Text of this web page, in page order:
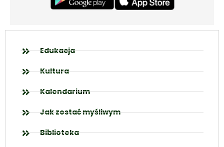
Edukacja
Kultura
Kalendarium
Jak zostać myśliwym
Biblioteka